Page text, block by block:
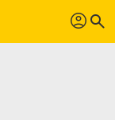
profil search